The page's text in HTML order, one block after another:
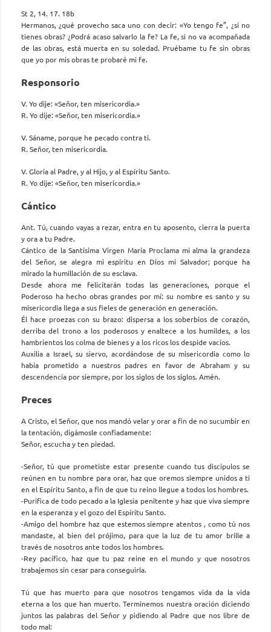
St 2, 14. 17. 18b
Hermanos, ¿qué provecho saca uno con decir: «Yo tengo fe”, ¿si no
tienes obras? ¿Podrá acaso salvarlo la fe? La fe, si no va acompañada
de las obras, está muerta en su soledad. Pruébame tu fe sin obras
que yo por mis obras te probaré mi fe.
Responsorio
V. Yo dije: «Señor, ten misericordia.»
R. Yo dije: «Señor, ten misericordia.»
V. Sáname, porque he pecado contra ti.
R. Señor, ten misericordia.
V. Gloria al Padre, y al Hijo, y al Espíritu Santo.
R. Yo dije: «Señor, ten misericordia.»
Cántico
Ant. Tú, cuando vayas a rezar, entra en tu aposento, cierra la puerta
y ora a tu Padre.
Cántico de la Santísima Virgen María Proclama mi alma la grandeza
del Señor, se alegra mi espíritu en Dios mi Salvador; porque ha
mirado la humillación de su esclava.
Desde ahora me felicitarán todas las generaciones, porque el
Poderoso ha hecho obras grandes por mí: su nombre es santo y su
misericordia llega a sus fieles de generación en generación.
Él hace proezas con su brazo: dispersa a los soberbios de corazón,
derriba del trono a los poderosos y enaltece a los humildes, a los
hambrientos los colma de bienes y a los ricos los despide vacíos.
Auxilia a Israel, su siervo, acordándose de su misericordia como lo
había prometido a nuestros padres en favor de Abraham y su
descendencia por siempre, por los siglos de los siglos. Amén.
Preces
A Cristo, el Señor, que nos mandó velar y orar a fin de no sucumbir en
la tentación, digámosle confiadamente:
Señor, escucha y ten piedad.
-Señor, tú que prometiste estar presente cuando tus discípulos se
reúnen en tu nombre para orar, haz que oremos siempre unidos a ti
en el Espíritu Santo, a fin de que tu reino llegue a todos los hombres.
-Purifica de todo pecado a la Iglesia penitente y haz que viva siempre
en la esperanza y el gozo del Espíritu Santo.
-Amigo del hombre haz que estemos siempre atentos , como tú nos
mandaste, al bien del prójimo, para que la luz de tu amor brille a
través de nosotros ante todos los hombres.
-Rey pacífico, haz que tu paz reine en el mundo y que nosotros
trabajemos sin cesar para conseguirla.
Tú que has muerto para que nosotros tengamos vida da la vida
eterna a los que han muerto. Terminemos nuestra oración diciendo
juntos las palabras del Señor y pidiendo al Padre que nos libre de
todo mal: